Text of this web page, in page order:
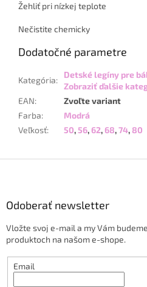
Žehliť pri nízkej teplote
Nečistite chemicky
Dodatočné parametre
Kategória:
Detské legíny pre
Zobraziť ďalšie
EAN:
Zvoľte variant
Farba:
Modrá
Veľkosť: 50,56,62,68,74,80
Odoberať newsletter
Vložte svoj e-mail a my Vám
produktoch na našom e-shope.
Email